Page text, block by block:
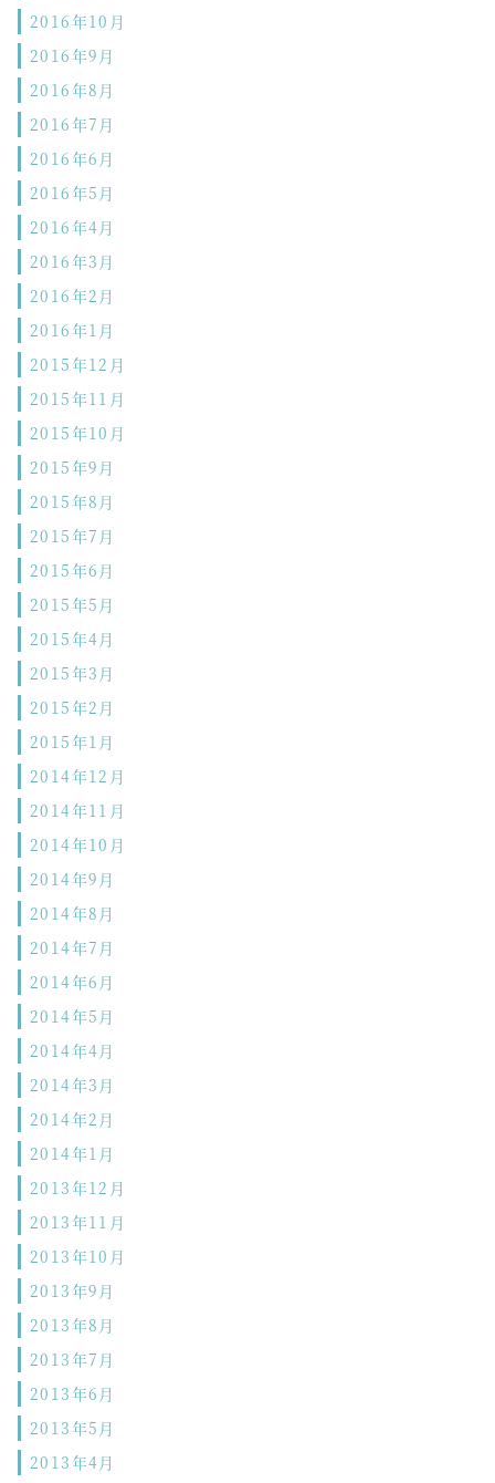
2016年10月
2016年9月
2016年8月
2016年7月
2016年6月
2016年5月
2016年4月
2016年3月
2016年2月
2016年1月
2015年12月
2015年11月
2015年10月
2015年9月
2015年8月
2015年7月
2015年6月
2015年5月
2015年4月
2015年3月
2015年2月
2015年1月
2014年12月
2014年11月
2014年10月
2014年9月
2014年8月
2014年7月
2014年6月
2014年5月
2014年4月
2014年3月
2014年2月
2014年1月
2013年12月
2013年11月
2013年10月
2013年9月
2013年8月
2013年7月
2013年6月
2013年5月
2013年4月